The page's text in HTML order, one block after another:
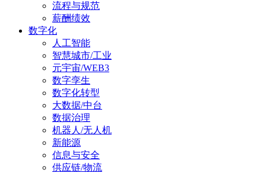
流程与规范
薪酬绩效
数字化
人工智能
智慧城市/工业
元宇宙/WEB3
数字孪生
数字化转型
大数据/中台
数据治理
机器人/无人机
新能源
信息与安全
供应链/物流